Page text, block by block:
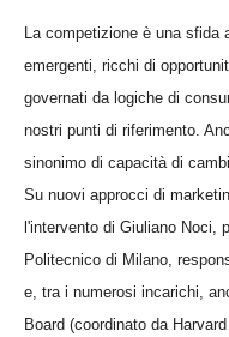
La competizione è una sfida
emergenti, ricchi di
governati da logiche di
nostri punti di riferimento.
sinonimo di capacità di
Su nuovi approcci di
l'intervento di Giuliano Noci,
Politecnico di Milano,
e, tra i numerosi incarichi,
Board (coordinato da